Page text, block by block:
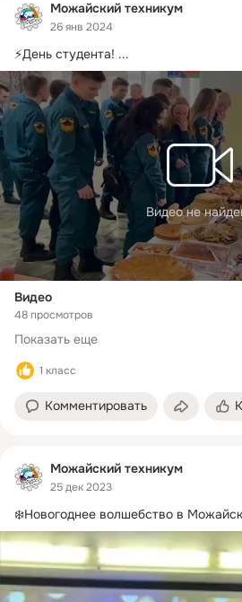
Можайский техникум
26 янв 2024
⚡️День студента! ...
Видео не
Видео
48 просмотров
Показать еще
1 класс
Комментировать
Можайский техникум
25 дек 2023
❄️Новогоднее волшебство в